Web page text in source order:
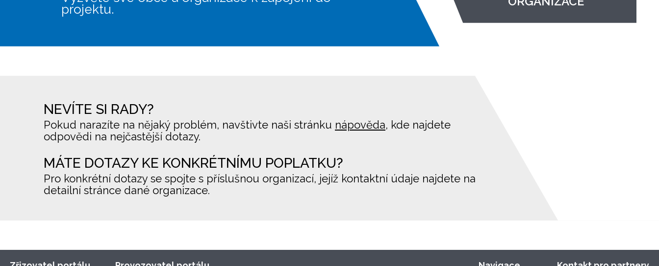
projektu.
NEVÍTE SI RADY?
Pokud narazíte na nějaký problém, navštivte naši stránku nápověda, kde najdete
odpovědi na nejčastější dotazy.
MÁTE DOTAZY KE KONKRÉTNÍMU POPLATKU?
Pro konkrétní dotazy se spojte s příslušnou organizací, jejíž kontaktní údaje najdete na
detailní stránce dané organizace.